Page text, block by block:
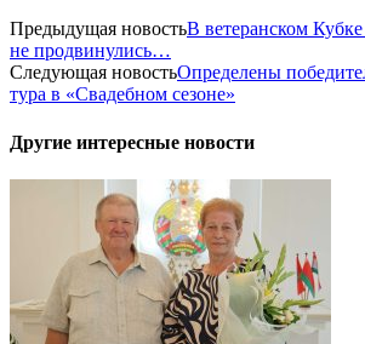
Предыдущая новостьВ ветеранском
не продвинулись…
Следующая новостьОпределены
тура в «Свадебном сезоне»
Другие интересные новости